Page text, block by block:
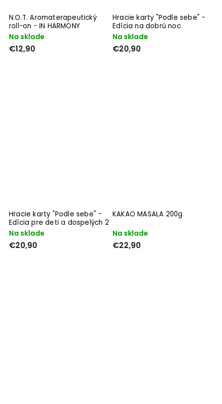
N.O.T. Aromaterapeutický
roll-on - IN HARMONY
Na sklade
€12,90
Hracie karty "Podle sebe" -
Edícia na dobrú noc
Na sklade
€20,90
Hracie karty "Podle sebe" -
Edícia pre deti a dospelých 2
Na sklade
€20,90
KAKAO MASALA 200g
Na sklade
€22,90